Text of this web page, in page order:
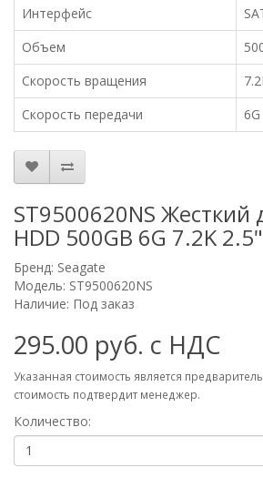
Интерфейс
Объем
Скорость вращения
Скорость передачи
6G
ST9500620NS Жесткий
HDD 500GB 6G 7.2K
Бренд: Seagate
Модель: ST9500620NS
Наличие: Под заказ
295.00 руб. с НДС
Указанная стоимость является
стоимость подтвердит менеджер.
Количество: